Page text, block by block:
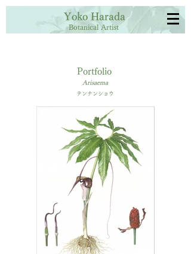
Yoko Harada
Botanical Artist
Portfolio
Arisaema
テンナンショウ